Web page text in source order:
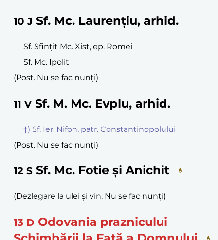
10 J Sf. Mc. Laurențiu, arhid.
Sf. Sfințit Mc. Xist, ep. Romei
Sf. Mc. Ipolit
(Post. Nu se fac nunți)
11 V Sf. M. Mc. Evplu, arhid.
†) Sf. Ier. Nifon, patr. Constantinopolului
(Post. Nu se fac nunți)
12 S Sf. Mc. Fotie și Anichit
(Dezlegare la ulei și vin. Nu se fac nunți)
13 D Odovania praznicului